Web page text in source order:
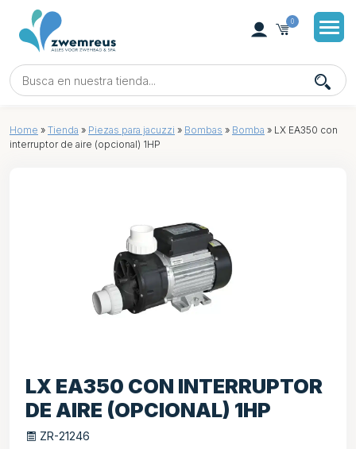
0
Home » Tienda » Piezas para jacuzzi » Bombas » Bomba » LX EA350 con
interruptor de aire (opcional) 1HP
LX EA350 CON INTERRUPTOR
DE AIRE (OPCIONAL) 1HP
ZR-21246